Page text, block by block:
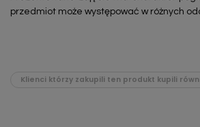
przedmiot może występować w różnych
Klienci którzy zakupili ten produkt kupili